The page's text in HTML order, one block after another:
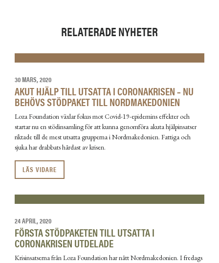
RELATERADE NYHETER
30 MARS, 2020
AKUT HJÄLP TILL UTSATTA I CORONAKRISEN – NU
BEHÖVS STÖDPAKET TILL NORDMAKEDONIEN
Loza Foundation växlar fokus mot Covid-19-epidemins effekter och
startar nu en stödinsamling för att kunna genomföra akuta hjälpinsatser
riktade till de mest utsatta grupperna i Nordmakedonien. Fattiga och
sjuka har drabbats hårdast av krisen.
LÄS VIDARE
24 APRIL, 2020
FÖRSTA STÖDPAKETEN TILL UTSATTA I
CORONAKRISEN UTDELADE
Krisinsatserna från Loza Foundation har nått Nordmakedonien. I fredags